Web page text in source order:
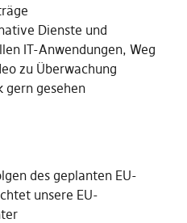
Dienste und
IT-Anwendungen, Weg
zu Überwachung
gern gesehen
des geplanten EU-
unsere EU-